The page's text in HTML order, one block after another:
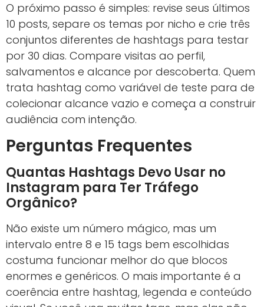
O próximo passo é simples: revise seus últimos
10 posts, separe os temas por nicho e crie três
conjuntos diferentes de hashtags para testar
por 30 dias. Compare visitas ao perfil,
salvamentos e alcance por descoberta. Quem
trata hashtag como variável de teste para de
colecionar alcance vazio e começa a construir
audiência com intenção.
Perguntas Frequentes
Quantas Hashtags Devo Usar no
Instagram para Ter Tráfego
Orgânico?
Não existe um número mágico, mas um
intervalo entre 8 e 15 tags bem escolhidas
costuma funcionar melhor do que blocos
enormes e genéricos. O mais importante é a
coerência entre hashtag, legenda e conteúdo